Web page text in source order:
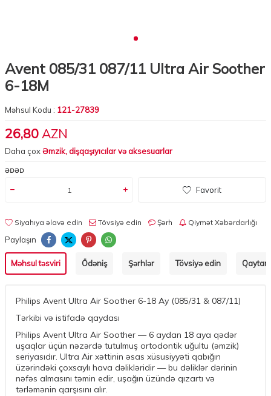
Avent 085/31 087/11 Ultra Air Soother
6-18M
Məhsul Kodu : 121-27839
26,80 AZN
Daha çoxƏmzik, dişqaşıyıcılar və aksesuarlar
ƏDƏD
Favorit
Siyahıya əlavə edin Tövsiyə edin Şərh Qiymət Xəbərdarlığı
Paylaşın
Məhsul təsviri Ödəniş Şərhlər Tövsiyə edin
Philips Avent Ultra Air Soother 6-18 Ay (085/31 & 087/11)
Tərkibi və istifadə qaydası
Philips Avent Ultra Air Soother — 6 aydan 18 aya qədər
uşaqlar üçün nəzərdə tutulmuş ortodontik uğultu (əmzik)
seriyasıdır. Ultra Air xəttinin əsas xüsusiyyəti qabığın
üzərindəki çoxsaylı hava dəlikləridir — bu dəliklər dərinin
nəfəs almasını təmin edir, uşağın üzündə qızartı və
tərləmənin qarşısını alır.